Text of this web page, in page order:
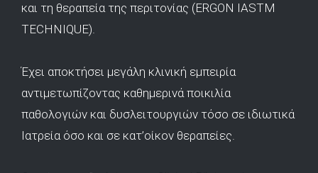
και τη θεραπεία της περιτονίας (ERGON IASTM
TECHNIQUE).
Έχει αποκτήσει μεγάλη κλινική εμπειρία
αντιμετωπίζοντας καθημερινά ποικιλία
παθολογιών και δυσλειτουργιών τόσο σε ιδιωτικά
Ιατρεία όσο και σε κατ’οίκον θεραπείες.